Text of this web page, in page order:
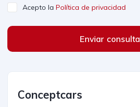
Acepto la Política de privacidad
Enviar consulta
Conceptcars